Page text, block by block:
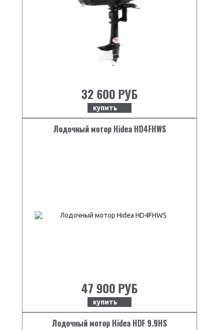
32 600 РУБ
купить
Лодочный мотор Hidea HD4FHWS
47 900 РУБ
купить
Лодочный мотор Hidea HDF 9.9HS